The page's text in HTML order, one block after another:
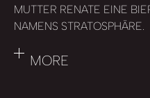
MUTTER RENATE EINE
NAMENS STRATOSPHÄRE.
MORE